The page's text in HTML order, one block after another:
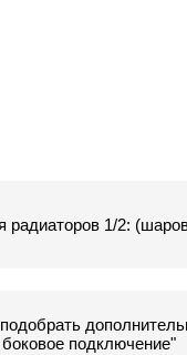
радиаторов 1/2:
подключение"